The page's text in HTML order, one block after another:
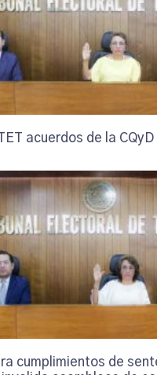
acuerdos de la CQyD
cumplimientos de